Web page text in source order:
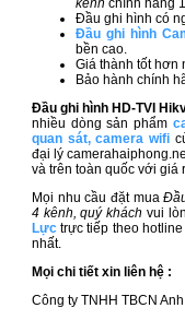
kênh chính hãng
Đầu ghi hình có
Đầu ghi hình
bền cao.
Giá thành tốt
Bảo hành chính
Đầu ghi hình HD-TVI
nhiều dòng sản phẩm
quan sát,camera wifi
đại lý
và trên toàn quốc với giá
Mọi nhu cầu đặt mua
4 kênh, quý khách vui
Lực trực tiếp theo
nhất.
Mọi chi tiết xin liên hệ :
Công ty TNHH TBCN